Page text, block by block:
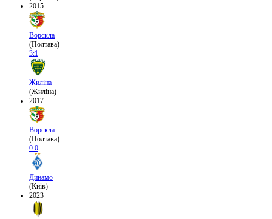
2015
Ворскла
(Полтава)
3:1
Жиліна
(Жиліна)
2017
Ворскла
(Полтава)
0:0
Динамо
(Київ)
2023